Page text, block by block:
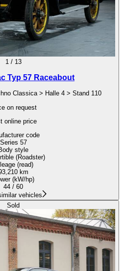
1/ 13
Typ 57 Raceabout
Classica > Halle 4 > Stand 110
on request
online price
code
Series 57
style
(Roadster)
(read)
km
(kW/hp)
44 / 60
vehicles
Sold